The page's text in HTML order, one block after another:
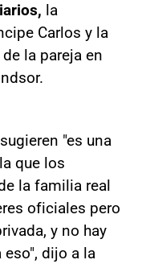
la
Carlos y la
la pareja en
"es una
que los
la familia real
oficiales pero
y no hay
eso", dijo a la